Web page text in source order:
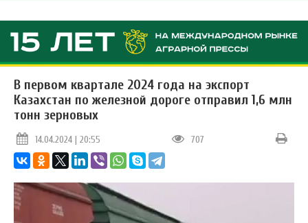
В первом квартале 2024 года на экспорт
Казахстан по железной дороге отправил 1,6 млн
тонн зерновых
14.04.2024 | 20:55 707